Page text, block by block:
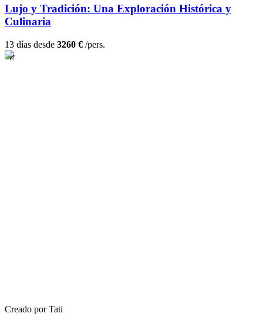
Lujo y Tradición: Una Exploración Histórica y
Culinaria
13 días desde 3260 € /pers.
Creado por Tati